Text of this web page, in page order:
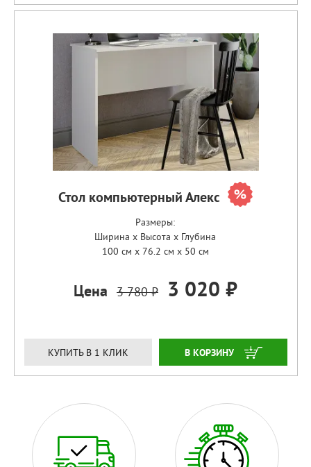
Стол компьютерный Алекс
Размеры:
Ширина x Высота x Глубина
100 см x 76.2 см x 50 см
Цена 3 780 ₽ 3 020 ₽
КУПИТЬ В 1 КЛИК ЗАКАЗАТЬ